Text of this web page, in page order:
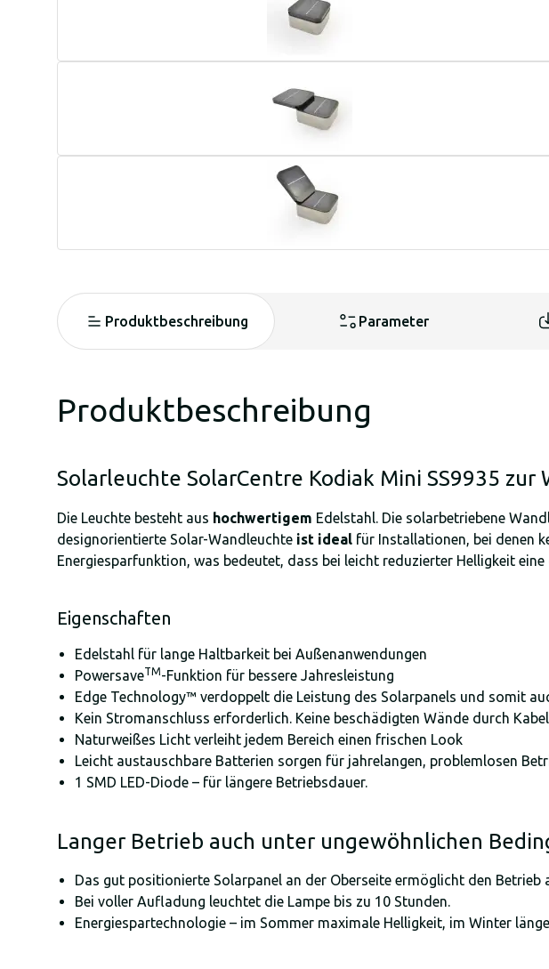
Produktbeschreibung Parameter
Produktbeschreibung
Solarleuchte SolarCentre Kodiak Mini SS9935 zur
Die Leuchte besteht aus hochwertigem Edelstahl. Die solarbetriebene
designorientierte Solar-Wandleuchte ist ideal für Installationen, bei denen
Energiesparfunktion, was bedeutet, dass bei leicht reduzierter Helligkeit eine
Eigenschaften
Edelstahl für lange Haltbarkeit bei Außenanwendungen
PowersaveTM-Funktion für bessere Jahresleistung
Edge Technology™ verdoppelt die Leistung des Solarpanels und somit
Kein Stromanschluss erforderlich. Keine beschädigten Wände durch Kabel
Naturweißes Licht verleiht jedem Bereich einen frischen Look
Leicht austauschbare Batterien sorgen für jahrelangen, problemlosen
1 SMD LED-Diode – für längere Betriebsdauer.
Langer Betrieb auch unter ungewöhnlichen
Das gut positionierte Solarpanel an der Oberseite ermöglicht den Betrieb
Bei voller Aufladung leuchtet die Lampe bis zu 10 Stunden.
Energiespartechnologie – im Sommer maximale Helligkeit, im Winter